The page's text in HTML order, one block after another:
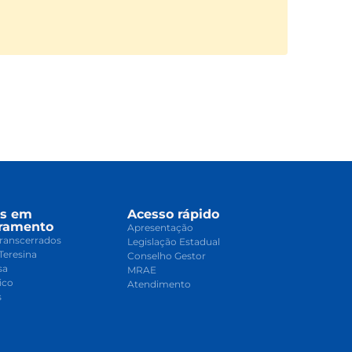
em
Acesso rápido
Apresentação
Legislação Estadual
Conselho Gestor
MRAE
Atendimento